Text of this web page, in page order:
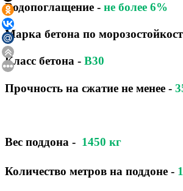
Водопоглащение - не более 6%
Марка бетона по
Класс бетона - B30
Прочность на сжатие не менее -
Вес поддона - 1450 кг
Количество метров на поддоне -